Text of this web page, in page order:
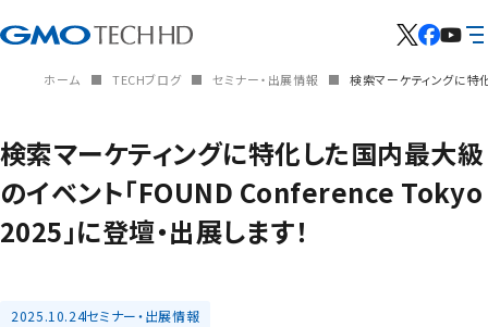
ホーム TECHブログ セミナー・出展情報 検索マーケティングに特
検索マーケティングに特化した国内最大級
のイベント「FOUND Conference Tokyo
2025」に登壇・出展します！
2025.10.24セミナー・出展情報